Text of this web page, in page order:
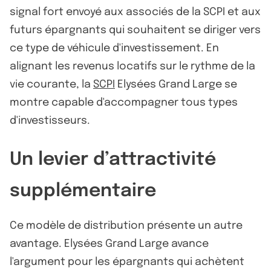
signal fort envoyé aux associés de la SCPI et aux
futurs épargnants qui souhaitent se diriger vers
ce type de véhicule d'investissement. En
alignant les revenus locatifs sur le rythme de la
vie courante, la SCPI Elysées Grand Large se
montre capable d'accompagner tous types
d'investisseurs.
Un levier d’attractivité
supplémentaire
Ce modèle de distribution présente un autre
avantage. Elysées Grand Large avance
l'argument pour les épargnants qui achètent